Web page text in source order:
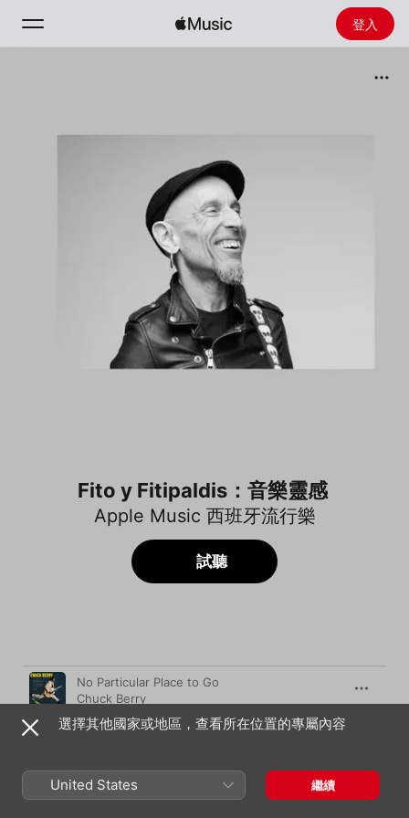
登入
安裝 Apple Music
Fito y Fitipaldis：音樂靈感
Apple Music 西班牙流行樂
試聽
歌曲 時間
No Particular Place to Go
Chuck Berry
Don't Be Cruel
That'll Be the Day
Buddy Holly、The Crickets
選擇其他國家或地區，查看所在位置的專屬內容
United States 繼續